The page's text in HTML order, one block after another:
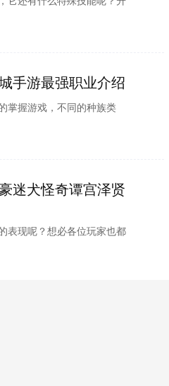
游戏小编为各位整理了封剑
手游最强职业介绍
掌握游戏，不同的种族类
吧，酷酷游戏小编为各位整
迷犬怪奇谭宫泽贤
表现呢？想必各位玩家也都
泽贤治值得培养吗，接下来